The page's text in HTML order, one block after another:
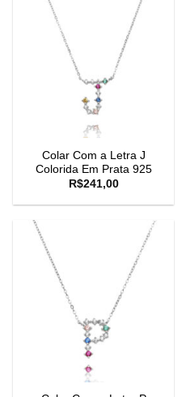
Colar Com a Letra J
Colorida Em Prata 925
R$241,00